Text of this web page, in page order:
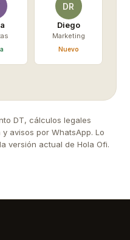
DR
Diego
Marketing
Nuevo
DT, cálculos legales
avisos por WhatsApp. Lo
versión actual de Hola Ofi.